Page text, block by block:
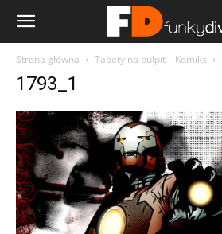
Strona główna Tapety na pulpit – Komiks
1793_1